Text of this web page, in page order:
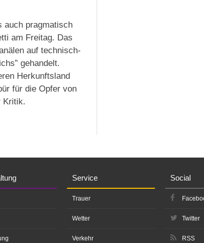
auch pragmatisch
am Freitag. Das
auf technisch-
gehandelt.
Herkunftsland
für die Opfer von
Kritik.
Service
Trauer
Wetter
Verkehr
Social
Twitter
RSS